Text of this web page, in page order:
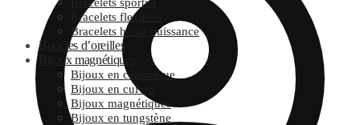
Bracelets flexibles
Bracelets haute puissance
Boucles d’oreilles
Bijoux magnétiques
Bijoux en céramique
Bijoux en cuivre
Bijoux magnétiques
Bijoux en tungstène